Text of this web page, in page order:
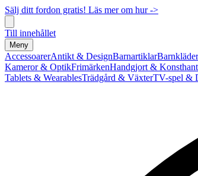
Sälj ditt fordon gratis! Läs mer om hur ->
Till innehållet
Meny
AccessoarerAntikt & DesignBarnartiklar
Kameror & OptikFrimärkenHandgjort &
Tablets & WearablesTrädgård & VäxterTV-spel &